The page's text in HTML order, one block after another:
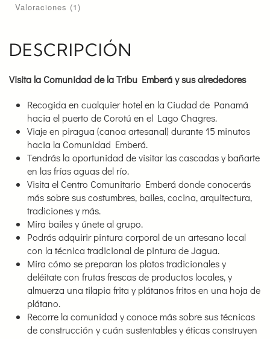
Valoraciones (1)
DESCRIPCIÓN
Visita la Comunidad de la Tribu Emberá y sus alrededores
Recogida en cualquier hotel en la Ciudad de Panamá
hacia el puerto de Corotú en el Lago Chagres.
Viaje en piragua (canoa artesanal) durante 15 minutos
hacia la Comunidad Emberá.
Tendrás la oportunidad de visitar las cascadas y bañarte
en las frías aguas del río.
Visita el Centro Comunitario Emberá donde conocerás
más sobre sus costumbres, bailes, cocina, arquitectura,
tradiciones y más.
Mira bailes y únete al grupo.
Podrás adquirir pintura corporal de un artesano local
con la técnica tradicional de pintura de Jagua.
Mira cómo se preparan los platos tradicionales y
deléitate con frutas frescas de productos locales, y
almuerza una tilapia frita y plátanos fritos en una hoja de
plátano.
Recorre la comunidad y conoce más sobre sus técnicas
de construcción y cuán sustentables y éticas construyen